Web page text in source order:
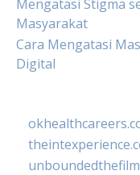
Mengatasi Stigma
Masyarakat
Cara Mengatasi
Digital